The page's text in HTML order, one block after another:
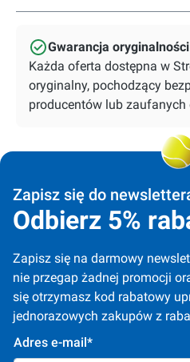
Gwarancja oryginalności
Każda oferta dostępna w
oryginalny, pochodzący
producentów lub zaufanych
Zapisz się do
Odbierz 5%
Zapisz się na darmowy
nie przegap żadnej promocji
się otrzymasz kod rabatowy
jednorazowych zakupów z
Adres e-mail*